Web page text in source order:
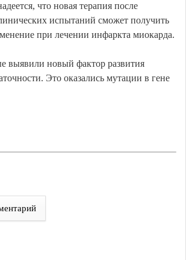
что новая терапия после
испытаний сможет получить
при лечении инфаркта миокарда.
выявили новый фактор развития
Это оказались мутации в гене